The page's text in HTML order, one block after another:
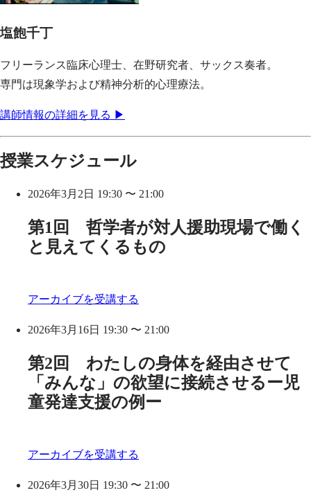
塩飽千丁
フリーランス臨床心理士、在野研究者、サックス奏者。
専門は現象学および精神分析的心理療法。
講師情報の詳細を見る ▶
授業スケジュール
2026年3月2日 19:30 〜 21:00
第1回 哲学者が対人援助現場で働く
と見えてくるもの
アーカイブを受講する
2026年3月16日 19:30 〜 21:00
第2回 わたしの身体を経由させて
「みんな」の欲望に接続させるー児
童発達支援の例ー
アーカイブを受講する
2026年3月30日 19:30 〜 21:00